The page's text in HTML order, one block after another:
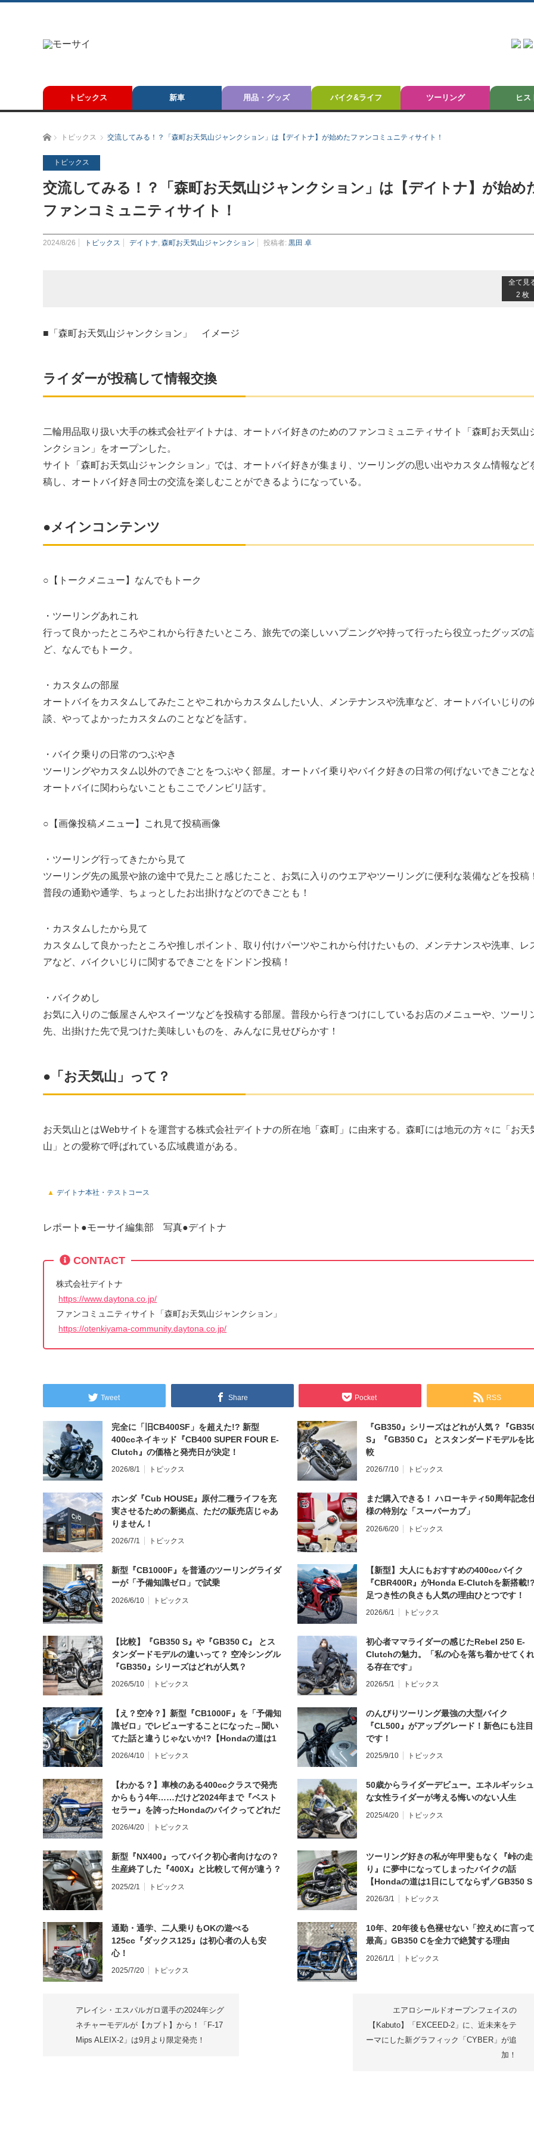
トピックス 新車 用品・グッズ バイク&ライフ ツーリング ヒス
ホームトピックス 交流してみる！？「森町お天気山ジャンクション」は【デイトナ】が始めたファンコミュニティサイト！
トピックス
交流してみる！？「森町お天気山ジャンクション」は【デイトナ】が始め
ファンコミュニティサイト！
2024/8/26 トピックス デイトナ 森町お天気山ジャンクション 投稿者: 黒田 卓
全て見
2 枚
■「森町お天気山ジャンクション」 イメージ
ライダーが投稿して情報交換
二輪用品取り扱い大手の株式会社デイトナは、オートバイ好きのためのファンコミュニティサイト「森町お天気山
ンクション」をオープンした。
サイト「森町お天気山ジャンクション」では、オートバイ好きが集まり、ツーリングの思い出やカスタム情報など
稿し、オートバイ好き同士の交流を楽しむことができるようになっている。
●メインコンテンツ
○【トークメニュー】なんでもトーク
・ツーリングあれこれ
行って良かったところやこれから行きたいところ、旅先での楽しいハプニングや持って行ったら役立ったグッズの
ど、なんでもトーク。
・カスタムの部屋
オートバイをカスタムしてみたことやこれからカスタムしたい人、メンテナンスや洗車など、オートバイいじりの
談、やってよかったカスタムのことなどを話す。
・バイク乗りの日常のつぶやき
ツーリングやカスタム以外のできごとをつぶやく部屋。オートバイ乗りやバイク好きの日常の何げないできごとな
オートバイに関わらないこともここでノンビリ話す。
○【画像投稿メニュー】これ見て投稿画像
・ツーリング行ってきたから見て
ツーリング先の風景や旅の途中で見たこと感じたこと、お気に入りのウエアやツーリングに便利な装備などを投
普段の通勤や通学、ちょっとしたお出掛けなどのできごとも！
・カスタムしたから見て
カスタムして良かったところや推しポイント、取り付けパーツやこれから付けたいもの、メンテナンスや洗車、レ
アなど、バイクいじりに関するできごとをドンドン投稿！
・バイクめし
お気に入りのご飯屋さんやスイーツなどを投稿する部屋。普段から行きつけにしているお店のメニューや、ツーリ
先、出掛けた先で見つけた美味しいものを、みんなに見せびらかす！
●「お天気山」って？
お天気山とはWebサイトを運営する株式会社デイトナの所在地「森町」に由来する。森町には地元の方々に「お天
山」との愛称で呼ばれている広域農道がある。
デイトナ本社・テストコース
レポート●モーサイ編集部 写真●デイトナ
CONTACT
株式会社デイトナ
https://www.daytona.co.jp/
ファンコミュニティサイト「森町お天気山ジャンクション」
https://otenkiyama-community.daytona.co.jp/
Tweet Share Pocket RSS
完全に「旧CB400SF」を超えた!? 新型
400ccネイキッド『CB400 SUPER FOUR E-
Clutch』の価格と発売日が決定！
2026/8/1 トピックス
『GB350』シリーズはどれが人気？『
S』『GB350 C』 とスタンダードモデルを比
較
2026/7/10 トピックス
ホンダ『Cub HOUSE』原付二種ライフを充
実させるための新拠点、ただの販売店じゃあ
りません！
2026/7/1 トピックス
まだ購入できる！ ハローキティ50周年記念
様の特別な「スーパーカブ」
2026/6/20 トピックス
新型『CB1000F』を普通のツーリングライダ
ーが「予備知識ゼロ」で試乗
2026/6/10 トピックス
【新型】大人にもおすすめの400ccバイク
『CBR400R』がHonda E-Clutchを新搭載!?
足つき性の良さも人気の理由ひとつです！
2026/6/1 トピックス
【比較】『GB350 S』や『GB350 C』 とス
タンダードモデルの違いって？ 空冷シングル
『GB350』シリーズはどれが人気？
2026/5/10 トピックス
初心者ママライダーの感じたRebel 250 E-
Clutchの魅力。「私の心を落ち着かせてくれ
る存在です」
2026/5/1 トピックス
【え？空冷？】新型『CB1000F』を「予備知
識ゼロ」でレビューすることになった→聞い
てた話と違うじゃないか!?【Hondaの道は1
日にしてならず／CB1000F ①第一印象 編】
2026/4/10 トピックス
のんびりツーリング最強の大型バイク
『CL500』がアップグレード！新色にも注目
です！
2025/9/10 トピックス
【わかる？】車検のある400ccクラスで発売
からもう4年……だけど2024年まで『ベスト
セラー』を誇ったHondaのバイクってどれだ
と思う？
2026/4/20 トピックス
50歳からライダーデビュー。エネルギッシュ
な女性ライダーが考える悔いのない人生
2025/4/20 トピックス
新型『NX400』ってバイク初心者向けなの？
生産終了した『400X』と比較して何が違う？
2025/2/1 トピックス
ツーリング好きの私が年甲斐もなく『峠の走
り』に夢中になってしまったバイクの話
【Hondaの道は1日にしてならず／GB350 S
インプレ・レビュー 前編】
2026/3/1 トピックス
通勤・通学、二人乗りもOKの遊べる
125cc『ダックス125』は初心者の人も安
心！
2025/7/20 トピックス
10年、20年後も色褪せない「控えめに言って
最高」GB350 Cを全力で絶賛する理由
2026/1/1 トピックス
アレイシ・エスパルガロ選手の2024年シグ
ネチャーモデルが【カブト】から！「F-17
Mips ALEIX-2」は9月より限定発売！
エアロシールドオープンフェイスの
【Kabuto】「EXCEED-2」に、近未来をテ
ーマにした新グラフィック「CYBER」が追
加！